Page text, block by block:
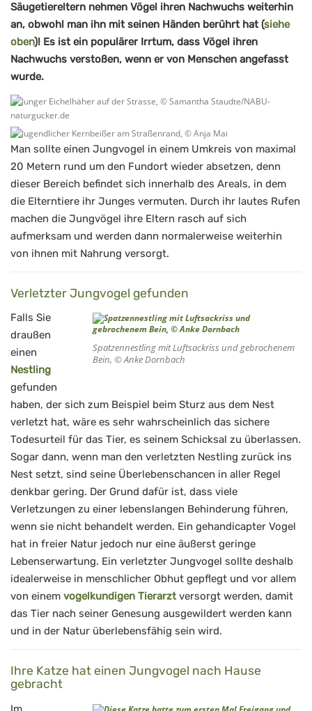
Säugetiereltern nehmen Vögel ihren Nachwuchs weiterhin
an, obwohl man ihn mit seinen Händen berührt hat (siehe
oben)! Es ist ein populärer Irrtum, dass Vögel ihren
Nachwuchs verstoßen, wenn er von Menschen angefasst
wurde.
Man sollte einen Jungvogel in einem Umkreis von maximal
20 Metern rund um den Fundort wieder absetzen, denn
dieser Bereich befindet sich innerhalb des Areals, in dem
die Elterntiere ihr Junges vermuten. Durch ihr lautes Rufen
machen die Jungvögel ihre Eltern rasch auf sich
aufmerksam und werden dann normalerweise weiterhin
von ihnen mit Nahrung versorgt.
Verletzter Jungvogel gefunden
Spatzennestling mit Luftsackriss und gebrochenem
Bein, © Anke Dornbach
Falls Sie
draußen
einen
Nestling
gefunden
haben, der sich zum Beispiel beim Sturz aus dem Nest
verletzt hat, wäre es sehr wahrscheinlich das sichere
Todesurteil für das Tier, es seinem Schicksal zu überlassen.
Sogar dann, wenn man den verletzten Nestling zurück ins
Nest setzt, sind seine Überlebenschancen in aller Regel
denkbar gering. Der Grund dafür ist, dass viele
Verletzungen zu einer lebenslangen Behinderung führen,
wenn sie nicht behandelt werden. Ein gehandicapter Vogel
hat in freier Natur jedoch nur eine äußerst geringe
Lebenserwartung. Ein verletzter Jungvogel sollte deshalb
idealerweise in menschlicher Obhut gepflegt und vor allem
von einem vogelkundigen Tierarzt versorgt werden, damit
das Tier nach seiner Genesung ausgewildert werden kann
und in der Natur überlebensfähig sein wird.
Ihre Katze hat einen Jungvogel nach Hause
gebracht